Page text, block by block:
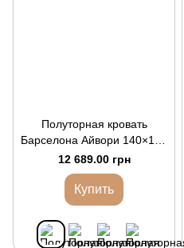
Полуторная кровать
Барселона Айвори 140×190
см
12 689.00 грн
Купить